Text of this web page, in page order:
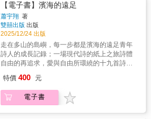
從城市凡俗生活裡隨意拈來，但一旦植入他的
世界便變得奇妙和生鬼。也是提醒我們，無論
離散和延宕如何磨礪一個詩人，他原本秉有的
鋒利都會挺身迎接，（特）別（剖）開生
面。」——廖偉棠（本書榮獲國藝會出版補
助）
要離開的可能只有單方，但台語慣用「相」
字，讓辭別成為雙方的事。 明知是咱上尾一逝
旅行／猶原起行／行對若瓊花的幸福去 為咧欲
蔫去的情份流淚／佇歸途的暝車內／佇相辭的
月台頂 伴：〈年久月深〉 形容久而久之、年月
不斷積累而深化。 愛是傷輕的發音／有人見講
無聲／有人講甲薄去 上純的詞／是時間／是日
諒與憐惜的心意、做出顧及他人處境的折衷行
為。 時間無帶念人的遺憾／一冬一冬／對伊目
睭邊流過 輕輕仔講／彼个時代的查某人／攏是
【電子書】濱海的遠足
蕭宇翔 著
雙囍出版 出版
2025/12/24 出版
走在多山的島嶼，每一步都是濱海的遠足青年
詩人的成長記錄；一場現代詩的紙上之旅詩體
自由的再追求，愛與自由所環繞的十九首詩信
之處湧動的海洋，這與島嶼的尺度無關，而是
必須懷抱著遼闊的胸襟。這是一場濱海的遠
足，所留下的足跡連結起人的情感和詩的實
特價 400 元
電子書